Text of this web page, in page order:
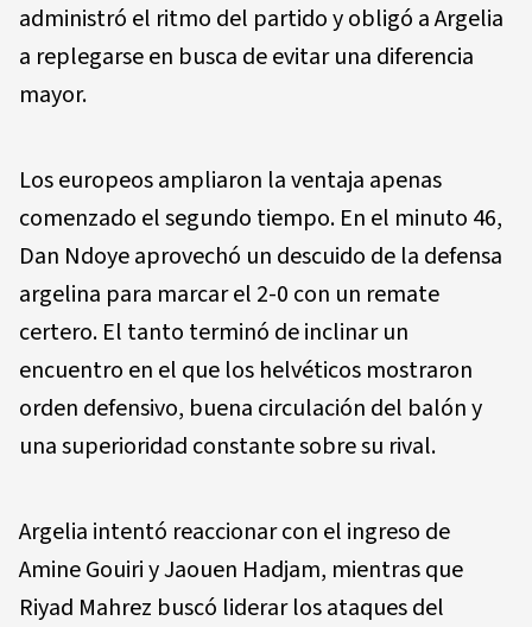
administró el ritmo del partido y obligó a Argelia
a replegarse en busca de evitar una diferencia
mayor.
Los europeos ampliaron la ventaja apenas
comenzado el segundo tiempo. En el minuto 46,
Dan Ndoye aprovechó un descuido de la defensa
argelina para marcar el 2-0 con un remate
certero. El tanto terminó de inclinar un
encuentro en el que los helvéticos mostraron
orden defensivo, buena circulación del balón y
una superioridad constante sobre su rival.
Argelia intentó reaccionar con el ingreso de
Amine Gouiri y Jaouen Hadjam, mientras que
Riyad Mahrez buscó liderar los ataques del